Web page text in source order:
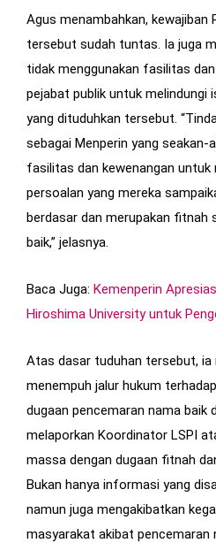
Agus menambahkan, kewajiban
tersebut sudah tuntas. Ia juga
tidak menggunakan fasilitas
pejabat publik untuk melindungi
yang dituduhkan tersebut.
sebagai Menperin yang seakan-
fasilitas dan kewenangan untuk
persoalan yang mereka
berdasar dan merupakan fitnah
baik,” jelasnya.
Baca Juga: Kemenperin
Hiroshima University untuk
Atas dasar tuduhan tersebut, ia
menempuh jalur hukum
dugaan pencemaran nama baik
melaporkan Koordinator LSPI
massa dengan dugaan fitnah
Bukan hanya informasi yang
namun juga mengakibatkan
masyarakat akibat pencemaran